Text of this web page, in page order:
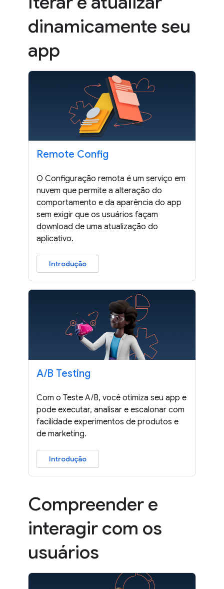
dinamicamente seu
app
Remote Config
O Configuração remota é um serviço em
nuvem que permite a alteração do
comportamento e da aparência do app
sem exigir que os usuários façam
download de uma atualização do
aplicativo.
Introdução
A/B Testing
Com o Teste A/B, você otimiza seu app e
pode executar, analisar e escalonar com
facilidade experimentos de produtos e
de marketing.
Introdução
Compreender e
interagir com os
usuários